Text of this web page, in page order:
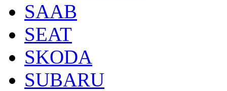
SAAB
SEAT
SKODA
SUBARU